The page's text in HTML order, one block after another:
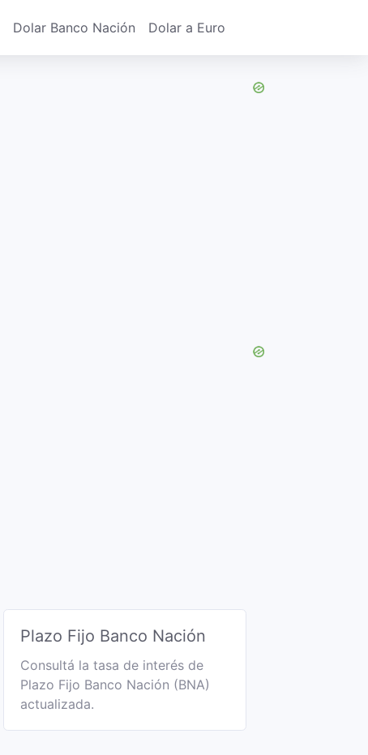
Dolar Banco Nación Dolar a Euro
Plazo Fijo Banco Nación
Consultá la tasa de interés de
Plazo Fijo Banco Nación (BNA)
actualizada.